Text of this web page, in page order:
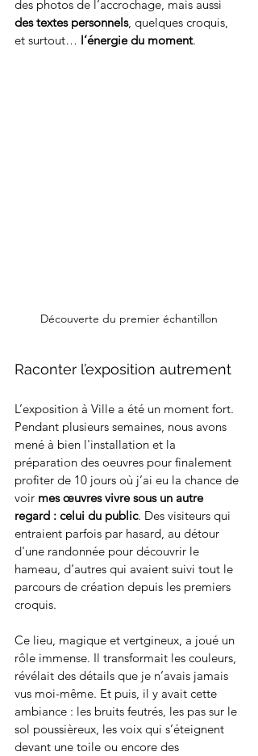
des photos de l’accrochage, mais aussi
des textes personnels, quelques croquis,
et surtout… l’énergie du moment.
Découverte du premier échantillon
Raconter l’exposition autrement
L’exposition à Ville a été un moment fort.
Pendant plusieurs semaines, nous avons
mené à bien l'installation et la
préparation des oeuvres pour finalement
profiter de 10 jours où j’ai eu la chance de
voir mes œuvres vivre sous un autre
regard : celui du public. Des visiteurs qui
entraient parfois par hasard, au détour
d'une randonnée pour découvrir le
hameau, d’autres qui avaient suivi tout le
parcours de création depuis les premiers
croquis.
Ce lieu, magique et vertgineux, a joué un
rôle immense. Il transformait les couleurs,
révélait des détails que je n’avais jamais
vus moi-même. Et puis, il y avait cette
ambiance : les bruits feutrés, les pas sur le
sol poussièreux, les voix qui s’éteignent
devant une toile ou encore des